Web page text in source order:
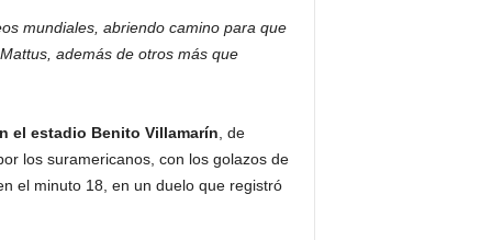
mundiales, abriendo camino para que
además de otros más que
el estadio Benito Villamarín , de
los suramericanos, con los golazos de
el minuto 18, en un duelo que registró